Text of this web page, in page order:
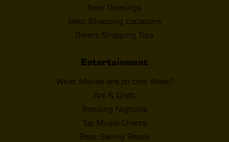
New Openings
Best Shopping Locations
Smart Shopping Tips
Entertainment
What Movies are on this Week?
Art & Craft
Trending Nightlife
Top Music Charts
Best Selling Reads